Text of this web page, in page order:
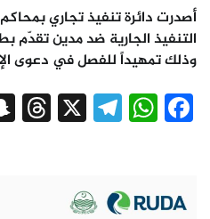
أصدرت دائرة تنفيذ تجاري
التنفيذ الجارية ضد مدين تقدّم
وذلك تمهيداً للفصل في دعوى
Facebook
WhatsApp
X